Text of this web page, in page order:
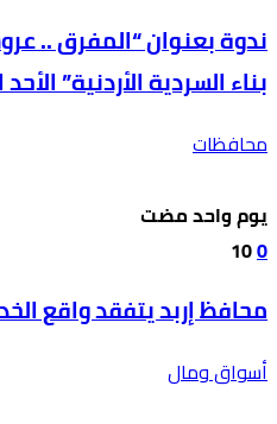
ندوة بعنوان “المفرق ..
بناء السردية الأردنية”
محافظات
‫‫‫‏‫يوم واحد مضت‬
0
10
محافظ إربد يتفقد واقع
أسواق ومال